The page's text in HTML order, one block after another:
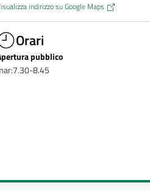
indirizzo su Google Maps
Orari
pubblico
8.45